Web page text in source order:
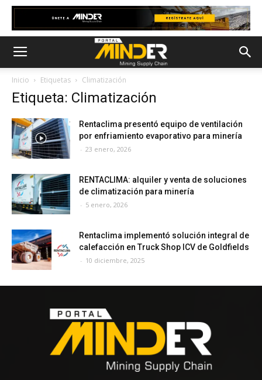
Inicio Etiquetas Climatización
Etiqueta: Climatización
Rentaclima presentó equipo de ventilación
por enfriamiento evaporativo para minería
- 23 enero, 2026
RENTACLIMA: alquiler y venta de soluciones
de climatización para minería
- 5 enero, 2026
Rentaclima implementó solución integral de
calefacción en Truck Shop ICV de Goldfields
- 10 diciembre, 2025